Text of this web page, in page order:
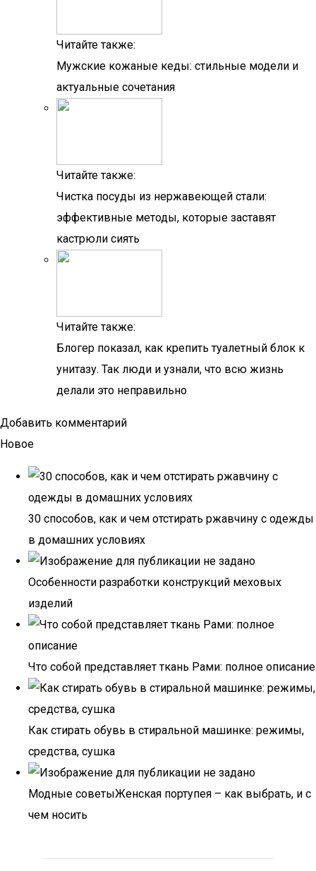
Читайте также:
Мужские кожаные кеды: стильные модели и
актуальные сочетания
Читайте также:
Чистка посуды из нержавеющей стали:
эффективные методы, которые заставят
кастрюли сиять
Читайте также:
Блогер показал, как крепить туалетный блок к
унитазу. Так люди и узнали, что всю жизнь
делали это неправильно
Добавить комментарий
Новое
30 способов, как и чем отстирать ржавчину с одежды
в домашних условиях
Особенности разработки конструкций меховых
изделий
Что собой представляет ткань Рами: полное описание
Как стирать обувь в стиральной машинке: режимы,
средства, сушка
Модные советыЖенская портупея – как выбрать, и с
чем носить